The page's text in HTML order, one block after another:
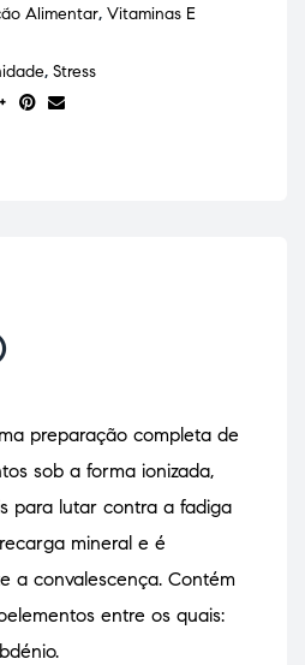
Alimentar, Vitaminas E
, Stress
preparação completa de
sob a forma ionizada,
para lutar contra a fadiga
mineral e é
a convalescença. Contém
entre os quais: